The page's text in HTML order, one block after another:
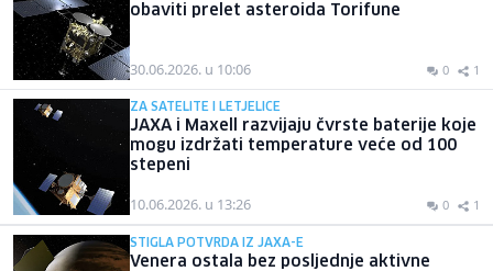
obaviti prelet asteroida Torifune
30.06.2026. u 10:06 0 1
ZA SATELITE I LETJELICE
JAXA i Maxell razvijaju čvrste baterije koje
mogu izdržati temperature veće od 100
stepeni
10.06.2026. u 13:26 0 1
STIGLA POTVRDA IZ JAXA-E
Venera ostala bez posljednje aktivne